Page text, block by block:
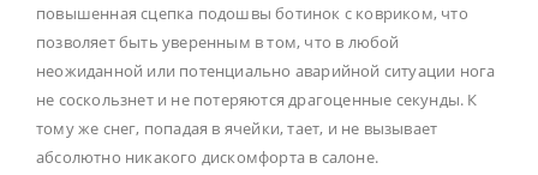
повышенная сцепка подошвы ботинок с ковриком, что
позволяет быть уверенным в том, что в любой
неожиданной или потенциально аварийной ситуации нога
не соскользнет и не потеряются драгоценные секунды. К
тому же снег, попадая в ячейки, тает, и не вызывает
абсолютно никакого дискомфорта в салоне.